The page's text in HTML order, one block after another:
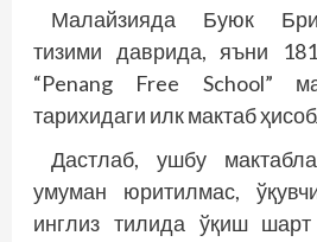
Малайзияда Буюк
тизими даврида, яъни
“Penang Free School”
тарихидаги илк мактаб
Дастлаб, ушбу
умуман юритилмас,
инглиз тилида ўқиш